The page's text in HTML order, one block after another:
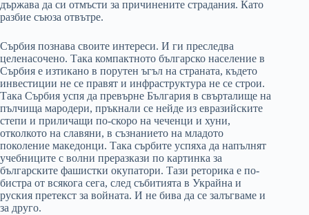
държава да си отмъсти за причинените страдания. Като
разбие съюза отвътре.
Сърбия познава своите интереси. И ги преследва
целенасочено. Така компактното българско население в
Сърбия е изтикано в порутен ъгъл на страната, където
инвестиции не се правят и инфраструктура не се строи.
Така Сърбия успя да превърне България в свърталище на
пълчища мародери, пръкнали се нейде из евразийските
степи и приличащи по-скоро на чеченци и хуни,
отколкото на славяни, в съзнанието на младото
поколение македонци. Така сърбите успяха да напълнят
учебниците с волни преразкази по картинка за
българските фашистки окупатори. Тази реторика е по-
бистра от всякога сега, след събитията в Украйна и
руския претекст за войната. И не бива да се залъгваме и
за друго.